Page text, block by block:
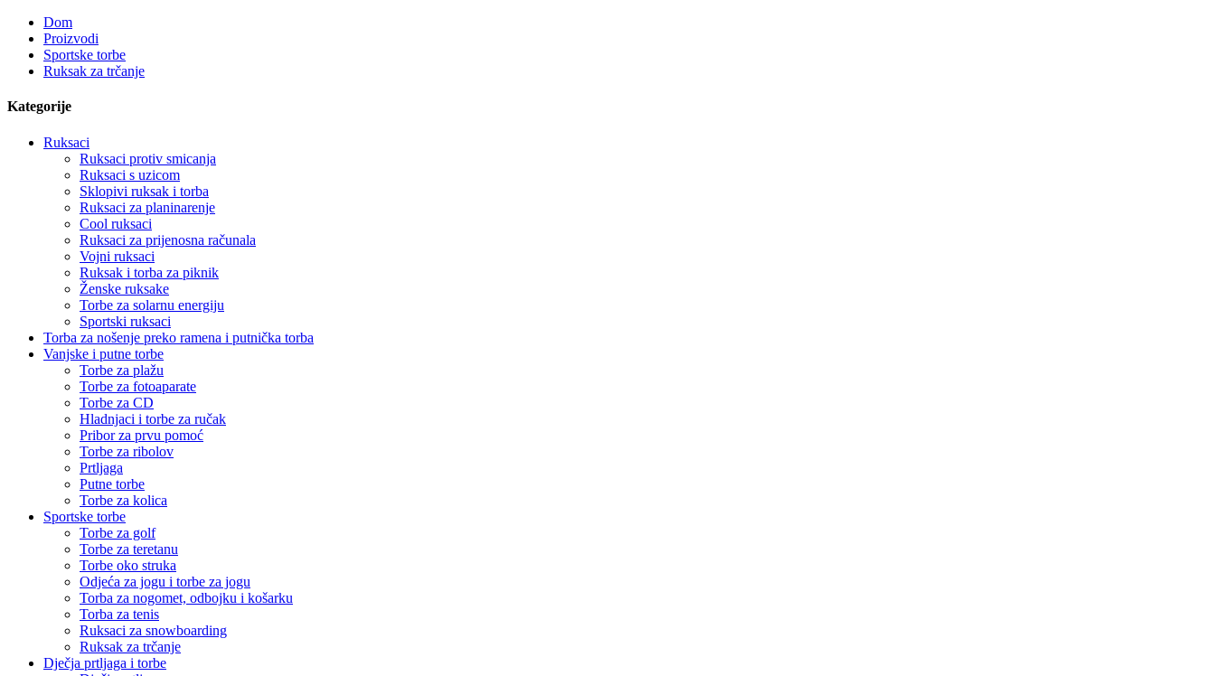
Dom
Proizvodi
Sportske torbe
Ruksak za trčanje
Kategorije
Ruksaci
Ruksaci protiv smicanja
Ruksaci s uzicom
Sklopivi ruksak i torba
Ruksaci za planinarenje
Cool ruksaci
Ruksaci za prijenosna računala
Vojni ruksaci
Ruksak i torba za piknik
Ženske ruksake
Torbe za solarnu energiju
Sportski ruksaci
Torba za nošenje preko ramena i putnička torba
Vanjske i putne torbe
Torbe za plažu
Torbe za fotoaparate
Torbe za CD
Hladnjaci i torbe za ručak
Pribor za prvu pomoć
Torbe za ribolov
Prtljaga
Putne torbe
Torbe za kolica
Sportske torbe
Torbe za golf
Torbe za teretanu
Torbe oko struka
Odjeća za jogu i torbe za jogu
Torba za nogomet, odbojku i košarku
Torba za tenis
Ruksaci za snowboarding
Ruksak za trčanje
Dječja prtljaga i torbe